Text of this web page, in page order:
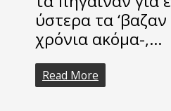
ύστερα τα
χρόνια ακόμα-,…
Read More